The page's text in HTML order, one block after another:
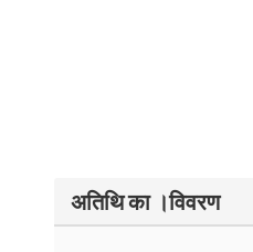
अतिथि का ।विवरण